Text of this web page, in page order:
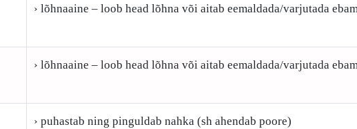
› lõhnaaine – loob head lõhna või aitab eemaldada/varjutada
› lõhnaaine – loob head lõhna või aitab eemaldada/varjutada
› puhastab ning pinguldab nahka (sh ahendab poore)